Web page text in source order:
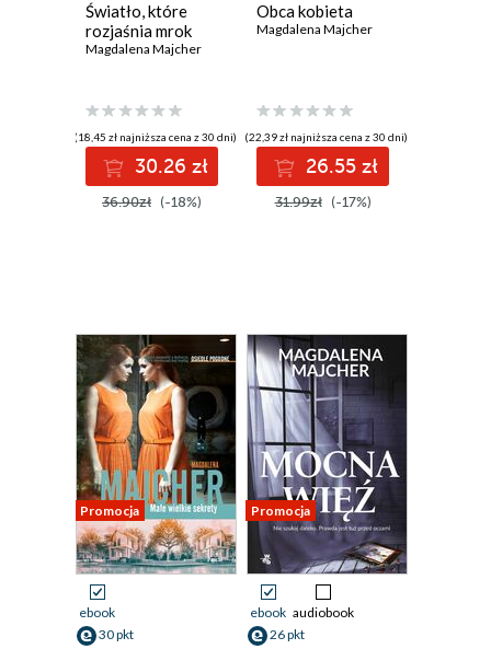
Światło, które
rozjaśnia mrok
Magdalena Majcher
(18,45 zł najniższa cena z 30 dni)
30.26 zł
36.90zł (-18%)
Obca kobieta
Magdalena Majcher
(22,39 zł najniższa cena z 30 dni)
26.55 zł
31.99zł (-17%)
Promocja
ebook
30 pkt
Promocja
ebook audiobook
26 pkt